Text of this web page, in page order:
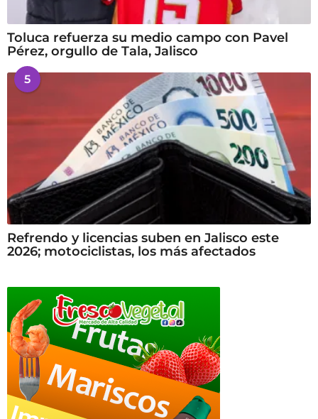
Toluca refuerza su medio campo con Pavel
Pérez, orgullo de Tala, Jalisco
5
Refrendo y licencias suben en Jalisco este
2026; motociclistas, los más afectados